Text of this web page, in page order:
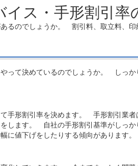
ス・手形割引率
るのでしょうか。 割引料、取立料、
って決めているのでしょうか。 しっ
手形割引率を決めます。 手形割引業
します。 自社の手形割引基準がしっ
に値下げをしたりする傾向があります。